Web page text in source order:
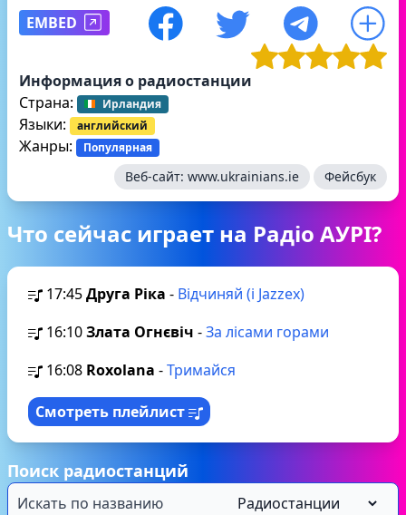
EMBED
Информация о радиостанции
Страна:
Ирландия
Языки: английский
Жанры: Популярная
Веб-сайт: www.ukrainians.ie Фейсбук
Что сейчас играет на Радіо АУРІ?
17:45Друга Ріка - Відчиняй (і Jazzex)
16:10Злата Огнєвіч -За лісами горами
16:08 Roxolana -Тримайся
Смотреть плейлист
Поиск радиостанций